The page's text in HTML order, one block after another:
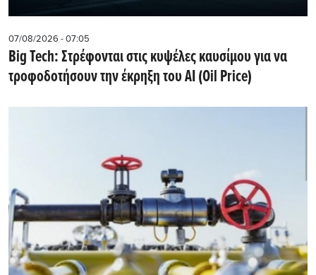
07/08/2026 - 07:05
Big Tech: Στρέφονται στις κυψέλες καυσίμου για να
τροφοδοτήσουν την έκρηξη του AI (Oil Price)